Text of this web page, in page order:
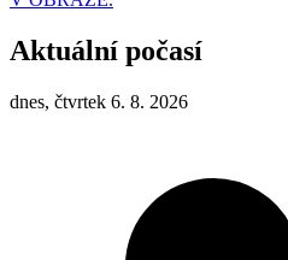
Aktuální počasí
dnes, čtvrtek 6. 8. 2026